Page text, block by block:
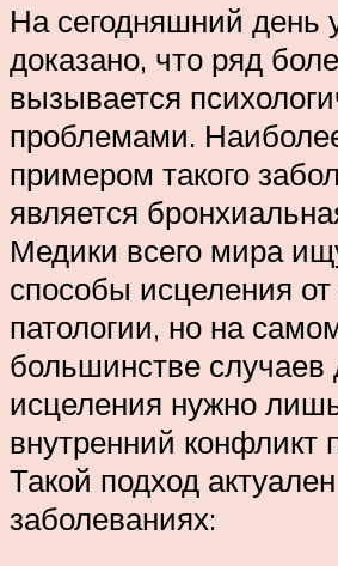
На сегодняшний день
доказано, что ряд
вызывается
проблемами.
примером такого
является
Медики всего мира
способы исцеления от
патологии, но на
большинстве случаев
исцеления нужно
внутренний конфликт
Такой подход
заболеваниях: